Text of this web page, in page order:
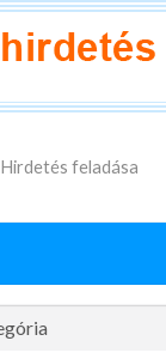
Hirdetés feladása